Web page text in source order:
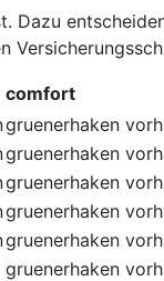
Dazu
comfort
gruenerhaken
gruenerhaken
gruenerhaken
gruenerhaken
gruenerhaken
gruenerhaken